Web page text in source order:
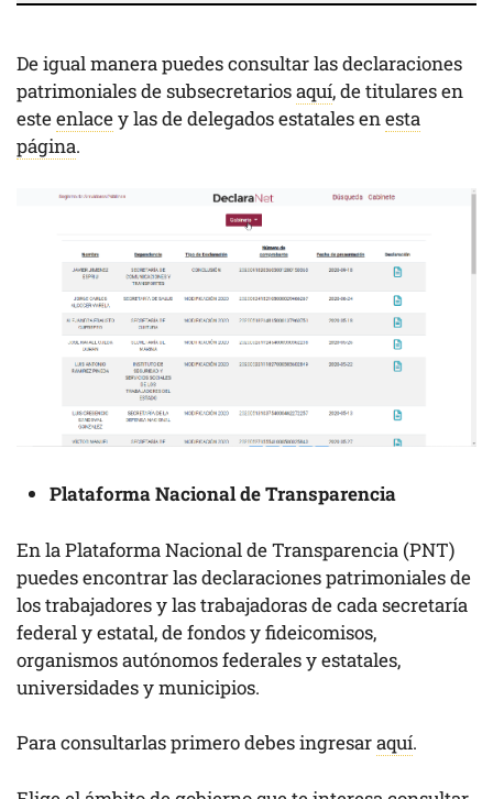
De igual manera puedes consultar las declaraciones
patrimoniales de subsecretariosaquí, de titulares en
esteenlacey las de delegados estatales enesta
página.
Plataforma Nacional de Transparencia
En la Plataforma Nacional de Transparencia (PNT)
puedes encontrar las declaraciones patrimoniales de
los trabajadores y las trabajadoras de cada secretaría
federal y estatal, de fondos y fideicomisos,
organismos autónomos federales y estatales,
universidades y municipios.
Para consultarlas primero debes ingresaraquí.